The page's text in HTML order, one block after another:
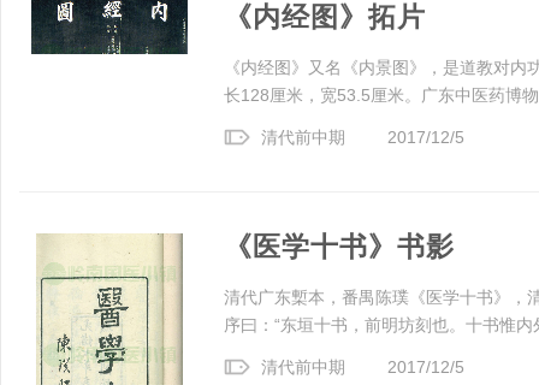
清代前中期 2017/12/5
《内经图》拓片
《内经图》又名《内景图》，是道教对
长128厘米，宽53.5厘米。广东中医药博
清代前中期 2017/12/5
《医学十书》书影
清代广东槧本，番禺陈璞《医学十书》，
序曰：“东垣十书，前明坊刻也。十书惟